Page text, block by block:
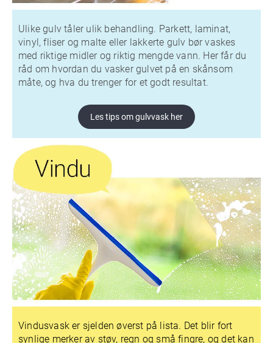
Ulike gulv tåler ulik behandling. Parkett, laminat,
vinyl, fliser og malte eller lakkerte gulv bør vaskes
med riktige midler og riktig mengde vann. Her får du
råd om hvordan du vasker gulvet på en skånsom
måte, og hva du trenger for et godt resultat.
Les tips om gulvvask her
Vindusvask er sjelden øverst på lista. Det blir fort
synlige merker av støv, regn og små fingre, og det kan